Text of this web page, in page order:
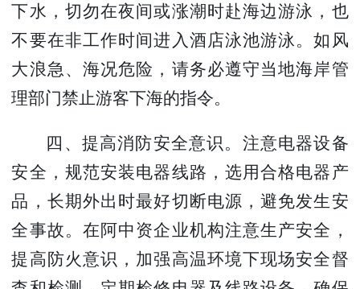
下水，切勿在夜间或涨潮时赴海边游泳，也
不要在非工作时间进入酒店泳池游泳。如风
大浪急、海况危险，请务必遵守当地海岸管
理部门禁止游客下海的指令。
四、提高消防安全意识。 注意电器设备
安全，规范安装电器线路，选用合格电器产
品，长期外出时最好切断电源，避免发生安
全事故。在阿中资企业机构注意生产安全，
提高防火意识，加强高温环境下现场安全督